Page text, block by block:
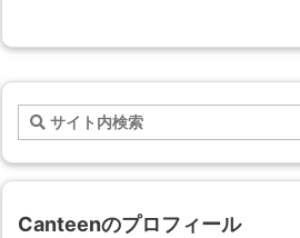
Canteenのプロフィール